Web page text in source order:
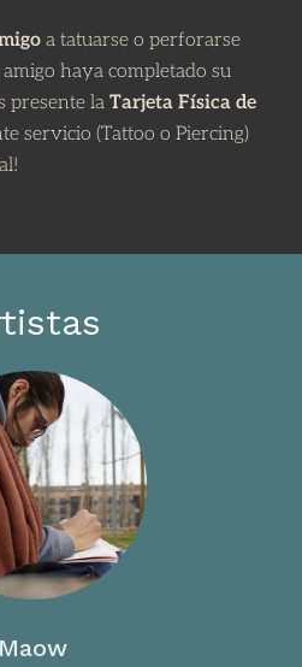
a tatuarse o perforarse
haya completado su
presente laTarjeta Física de
servicio (Tattoo o Piercing)
Maow